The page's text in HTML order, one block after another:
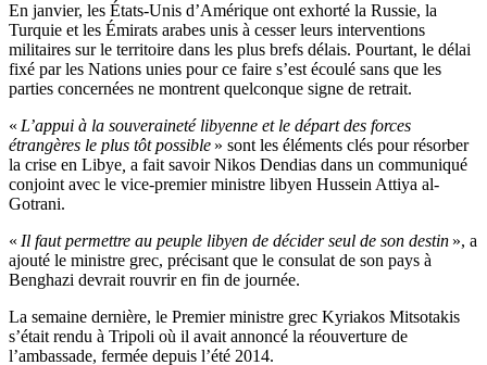
En janvier, les États-Unis d’Amérique ont exhorté la Russie, la
Turquie et les Émirats arabes unis à cesser leurs interventions
militaires sur le territoire dans les plus brefs délais. Pourtant, le délai
fixé par les Nations unies pour ce faire s’est écoulé sans que les
parties concernées ne montrent quelconque signe de retrait.
« L’appui à la souveraineté libyenne et le départ des forces
étrangères le plus tôt possible » sont les éléments clés pour résorber
la crise en Libye a fait savoir Nikos Dendias dans un communiqué
conjoint avec le vice-premier ministre libyen Hussein Attiya al-
Gotrani.
« Il faut permettre au peuple libyen de décider seul de son destin », a
ajouté le ministre grec, précisant que le consulat de son pays à
Benghazi devrait rouvrir en fin de journée.
La semaine dernière, le Premier ministre grec Kyriakos Mitsotakis
s’était rendu à Tripoli où il avait annoncé la réouverture de
l’ambassade, fermée depuis l’été 2014.